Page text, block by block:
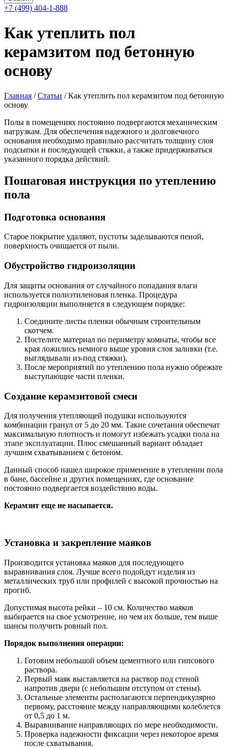
+7 (499) 404-1-888
Как утеплить пол
керамзитом под бетонную
основу
Главная / Статьи / Как утеплить пол керамзитом под бетонную
основу
Полы в помещениях постоянно подвергаются механическим
нагрузкам. Для обеспечения надежного и долговечного
основания необходимо правильно рассчитать толщину слоя
подсыпки и последующей стяжки, а также придерживаться
указанного порядка действий.
Пошаговая инструкция по утеплению
пола
Подготовка основания
Старое покрытие удаляют, пустоты заделываются пеной,
поверхность очищается от пыли.
Обустройство гидроизоляции
Для защиты основания от случайного попадания влаги
используется полиэтиленовая пленка. Процедура
гидроизоляции выполняется в следующем порядке:
Соедините листы пленки обычным строительным
скотчем.
Постелите материал по периметру комнаты, чтобы все
края ложились немного выше уровня слоя заливки (т.е.
выглядывали из-под стяжки).
После мероприятий по утеплению пола нужно обрежьте
выступающие части пленки.
Создание керамзитовой смеси
Для получения утепляющей подушки используются
комбинации гранул от 5 до 20 мм. Такие сочетания обеспечат
максимальную плотность и помогут избежать усадки пола на
этапе эксплуатации. Плюс смешанный вариант обладает
лучшим схватыванием с бетоном.
Данный способ нашел широкое применение в утеплении пола
в бане, бассейне и других помещениях, где основание
постоянно подвергается воздействию воды.
Керамзит еще не насыпается.
Установка и закрепление маяков
Производится установка маяков для последующего
выравнивания слоя. Лучше всего подойдут изделия из
металлических труб или профилей с высокой прочностью на
прогиб.
Допустимая высота рейки – 10 см. Количество маяков
выбирается на свое усмотрение, но чем их больше, тем выше
шансы получить ровный пол.
Порядок выполнения операции:
Готовим небольшой объем цементного или гипсового
раствора.
Первый маяк выставляется на раствор под стеной
напротив двери (с небольшим отступом от стены).
Остальные элементы располагаются перпендикулярно
первому, расстояние между направляющими колеблется
от 0,5 до 1 м.
Выравнивание направляющих по мере необходимости.
Проверка надежности фиксации через некоторое время
после схватывания.